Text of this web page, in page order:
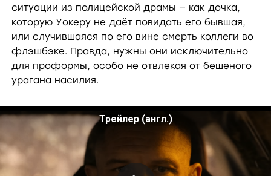
ситуации из полицейской драмы — как дочка,
которую Уокеру не даёт повидать его бывшая,
или случившаяся по его вине смерть коллеги во
флэшбэке. Правда, нужны они исключительно
для проформы, особо не отвлекая от бешеного
урагана насилия.
Трейлер (англ.)